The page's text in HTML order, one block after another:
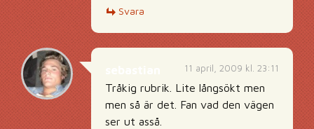
Svara
11 april, 2009 kl. 23:11
Tråkig rubrik. Lite långsökt men
men så är det. Fan vad den vägen
ser ut asså.